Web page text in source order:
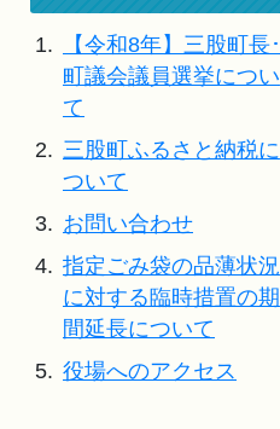
1.
【令和8年】三股町長･
町議会議員選挙につい
て
2. 三股町ふるさと納税に
ついて
3. お問い合わせ
4. 指定ごみ袋の品薄状況
に対する臨時措置の期
間延長について
5. 役場へのアクセス